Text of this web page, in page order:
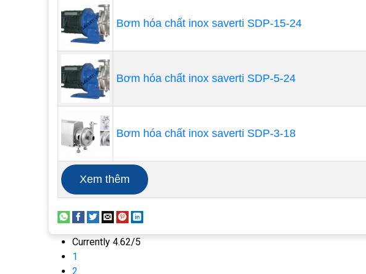
Bơm hóa chất inox saverti SDP-15-24
Bơm hóa chất inox saverti SDP-5-24
Bơm hóa chất inox saverti SDP-3-18
Xem thêm
Currently 4.62/5
1
2